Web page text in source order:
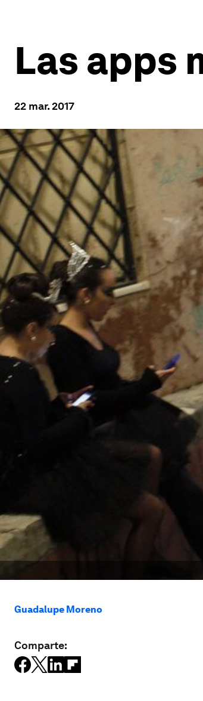
Las apps
22 mar. 2017
Guadalupe Moreno
Comparte: